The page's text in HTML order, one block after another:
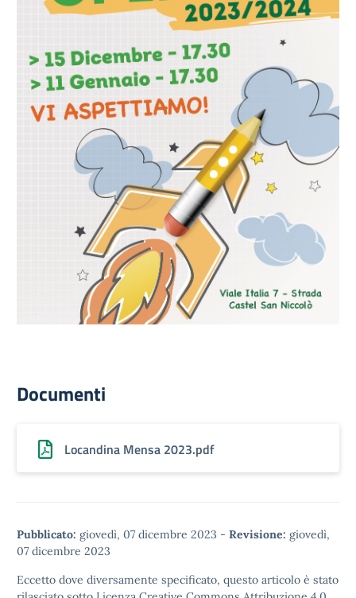
Documenti
Locandina Mensa 2023.pdf
Pubblicato: giovedì, 07 dicembre 2023 - Revisione: giovedì,
07 dicembre 2023
Eccetto dove diversamente specificato, questo articolo è stato